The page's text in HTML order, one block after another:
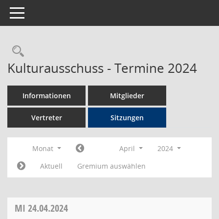
Toggle navigation
Rechercheauswahl
Kulturausschuss - Termine 2024
Informationen Mitglieder
Vertreter Sitzungen
Monat April
2024
Aktuell
Gremium auswählen
MI 24.04.2024